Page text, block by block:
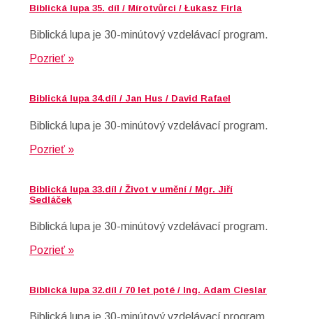
Biblická lupa 35. díl / Mírotvůrci / Łukasz Firla
Biblická lupa je 30-minútový vzdelávací program.
Pozrieť »
Biblická lupa 34.díl / Jan Hus / David Rafael
Biblická lupa je 30-minútový vzdelávací program.
Pozrieť »
Biblická lupa 33.díl / Život v umění / Mgr. Jiří
Sedláček
Biblická lupa je 30-minútový vzdelávací program.
Pozrieť »
Biblická lupa 32.díl / 70 let poté / Ing. Adam Cieslar